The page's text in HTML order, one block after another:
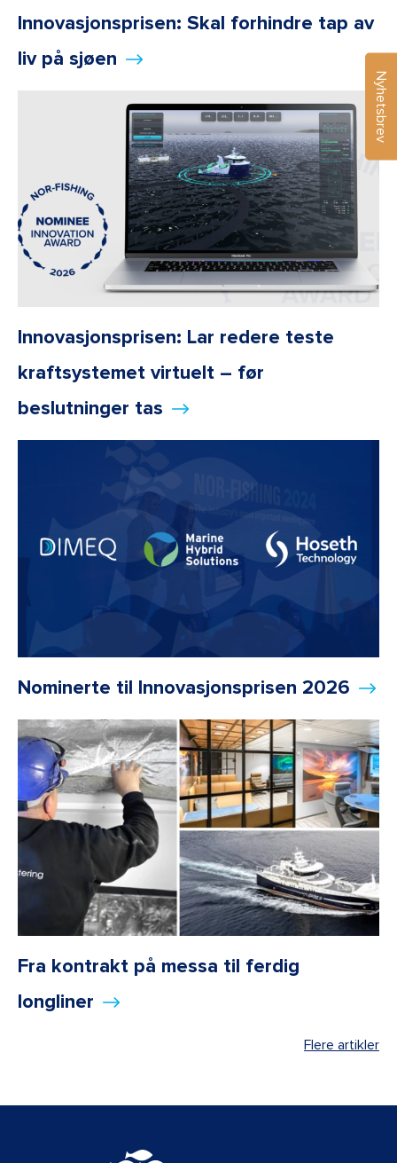
Innovasjonsprisen: Skal forhindre tap av
liv på sjøen
Innovasjonsprisen: Lar redere teste
kraftsystemet virtuelt – før
beslutninger tas
Nominerte til Innovasjonsprisen 2026
Fra kontrakt på messa til ferdig
longliner
Flere artikler
Nyhetsbrev